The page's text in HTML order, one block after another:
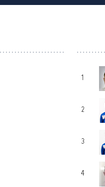
1
2
3
4